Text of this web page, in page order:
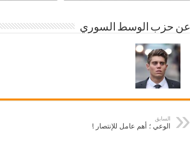
عن حزب الوسط السوري
السابق
الوعي ؛ أهم عامل للإنتصار !